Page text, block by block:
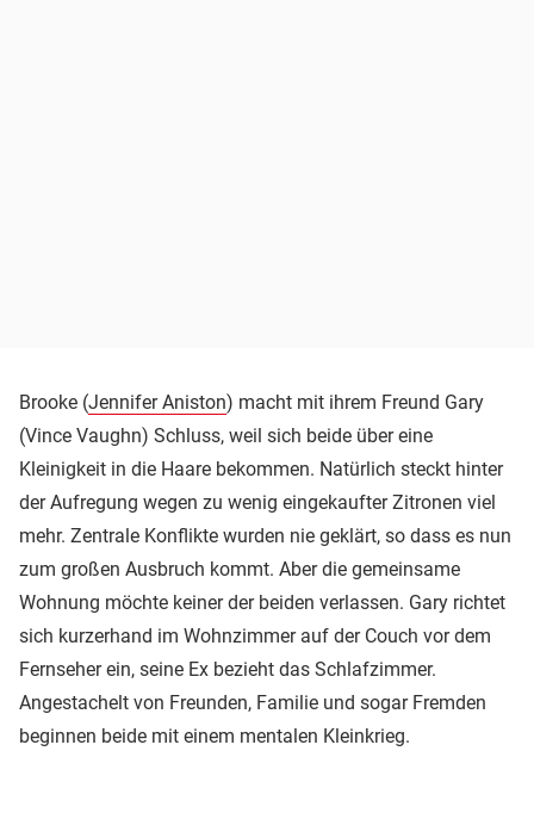
Brooke (Jennifer Aniston) macht mit ihrem Freund Gary
(Vince Vaughn) Schluss, weil sich beide über eine
Kleinigkeit in die Haare bekommen. Natürlich steckt hinter
der Aufregung wegen zu wenig eingekaufter Zitronen viel
mehr. Zentrale Konflikte wurden nie geklärt, so dass es nun
zum großen Ausbruch kommt. Aber die gemeinsame
Wohnung möchte keiner der beiden verlassen. Gary richtet
sich kurzerhand im Wohnzimmer auf der Couch vor dem
Fernseher ein, seine Ex bezieht das Schlafzimmer.
Angestachelt von Freunden, Familie und sogar Fremden
beginnen beide mit einem mentalen Kleinkrieg.